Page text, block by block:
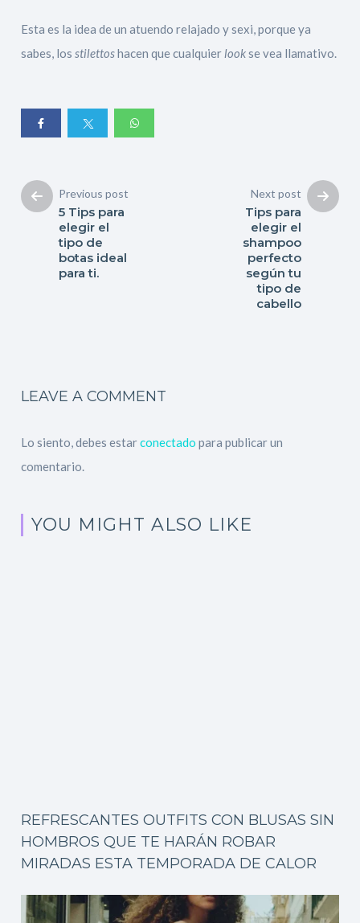
Esta es la idea de un atuendo relajado y sexi, porque ya
sabes, los stilettoshacen que cualquier lookse vea llamativo.
Previous post
5 Tips para
elegir el
tipo de
botas ideal
para ti.
Next post
Tips para
elegir el
shampoo
perfecto
según tu
tipo de
cabello
LEAVE A COMMENT
Lo siento, debes estarconectado para publicar un
comentario.
YOU MIGHT ALSO LIKE
REFRESCANTES OUTFITS CON BLUSAS SIN
HOMBROS QUE TE HARÁN ROBAR
MIRADAS ESTA TEMPORADA DE CALOR